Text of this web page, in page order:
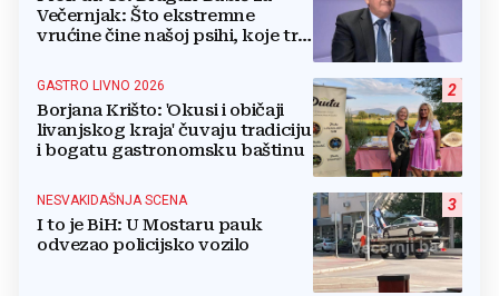
Večernjak: Što ekstremne
vrućine čine našoj psihi, koje tri
boriti...
2
GASTRO LIVNO 2026
Borjana Krišto: 'Okusi i običaji
livanjskog kraja' čuvaju tradiciju
i bogatu gastronomsku baštinu
3
NESVAKIDAŠNJA SCENA
I to je BiH: U Mostaru pauk
odvezao policijsko vozilo